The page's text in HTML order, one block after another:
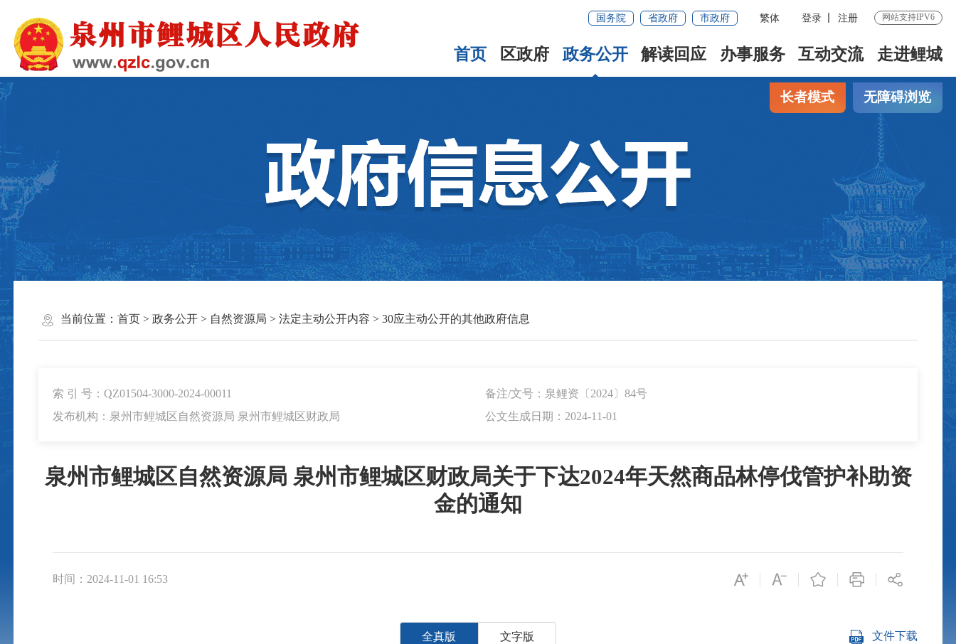
国务院 省政府 市政府 繁体 登录 注册 网站支持IPV6
首页 区政府 政务公开 解读回应 办事服务 互动交流 走进鲤城
长者模式 无障碍浏览
当前位置： 首页> 政务公开> 自然资源局 > 法定主动公开内容 > 30应主动公开的其他政府信息
索 引 号：QZ01504-3000-2024-00011
备注/文号：泉鲤资〔2024〕84号
发布机构：泉州市鲤城区自然资源局 泉州市鲤城区财政局
公文生成日期：2024-11-01
泉州市鲤城区自然资源局 泉州市鲤城区财政局关于下达2024年天然商品林停伐管护补助资
金的通知
时间：2024-11-01 16:53
全真版 文字版 文件下载